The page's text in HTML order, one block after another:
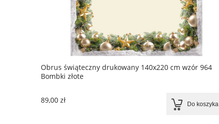
Obrus świąteczny drukowany 140x220 cm wzór 964
Bombki złote
89,00 zł Do koszyka